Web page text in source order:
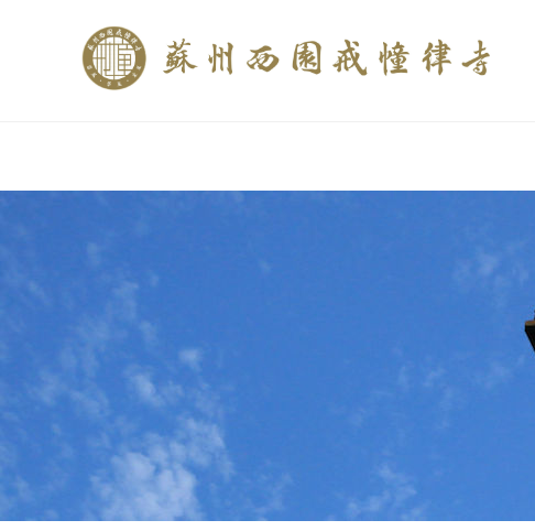
$description = category_description(); } elseif (is_tag()){ $keywords =
trim(strip_tags($description)); ?>